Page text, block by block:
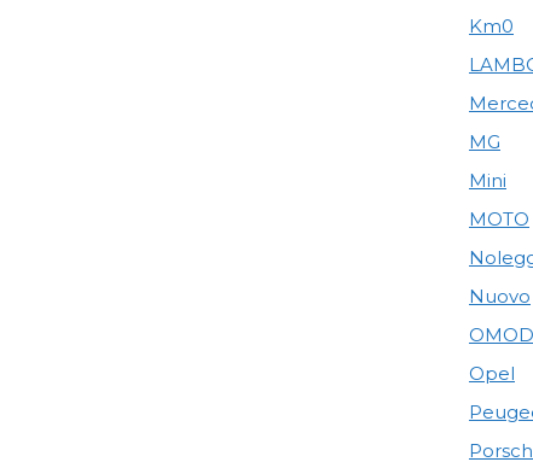
Km0
MG
Mini
MOTO
Nuovo
Opel